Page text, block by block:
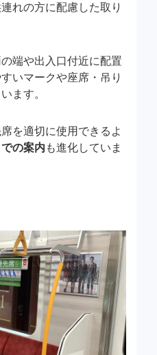
れの方に配慮した取り
端や出入口付近に配置
いマークや座席・吊り
ます。
を適切に使用できるよ
の案内 も進化していま